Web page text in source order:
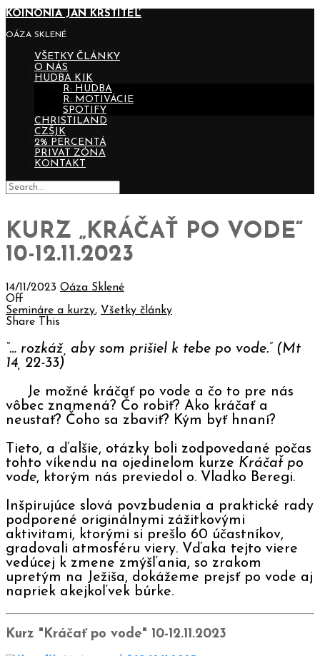
KOINONIA JÁN KRSTITEĽ
OÁZA SKLENÉ
VŠETKY ČLÁNKY
O NÁS
HUDBA KJK
R: HUDBA
R: MOTIVÁCIE
SPOTIFY
CHRISTILAND
CZŠJK
2% PERCENTÁ
PRIVAT ZÓNA
KONTAKT
KURZ „KRÁČAŤ PO VODE“
10-12.11.2023
14/11/2023 Oáza Sklené
Off
Semináre a kurzy, Všetky články
Share This
“… rozkáž, aby som prišiel k tebe po vode.” (Mt
14, 22-33)
Je možné kráčať po vode a čo to pre nás
vôbec znamená? Čo robiť? Ako kráčať a
neustať? Čoho sa zbaviť? Kým byť hnaní?
Tieto, a ďalšie, otázky boli zodpovedané počas
tohto víkendu na ojedinelom kurze Kráčať po
vode, ktorým nás previedol o. Vladko Beregi.
Inšpirujúce slová povzbudenia a praktické rady
podporené originálnymi zážitkovými
aktivitami, ktorými si prešlo 60 účastníkov,
gradovali atmosféru viery. Vďaka tejto viere
vedúcej k zmene zmýšľania, so zrakom
upretým na Ježiša, dokážeme prejsť po vode aj
napriek akejkoľvek búrke.
Kurz "Kráčať po vode" 10-12.11.2023